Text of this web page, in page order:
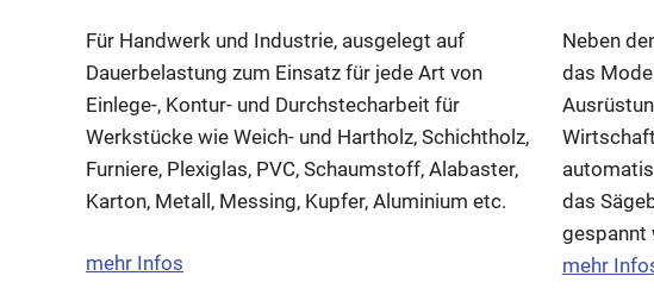
Für Handwerk und Industrie, ausgelegt auf
Dauerbelastung zum Einsatz für jede Art von
Einlege-, Kontur- und Durchstecharbeit für
Werkstücke wie Weich- und Hartholz, Schichtholz,
Furniere, Plexiglas, PVC, Schaumstoff, Alabaster,
Karton, Metall, Messing, Kupfer, Aluminium etc.
mehr Infos
Neben
das
das
gespannt
mehr